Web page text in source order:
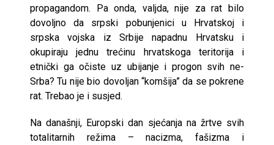
propagandom. Pa onda, valjda, nije za rat bilo
dovoljno da srpski pobunjenici u Hrvatskoj i
srpska vojska iz Srbije napadnu Hrvatsku i
okupiraju jednu trećinu hrvatskoga teritorija i
etnički ga očiste uz ubijanje i progon svih ne-
Srba? Tu nije bio dovoljan “komšija” da se pokrene
rat. Trebao je i susjed.
Na današnji, Europski dan sjećanja na žrtve svih
totalitarnih režima – nacizma, fašizma i